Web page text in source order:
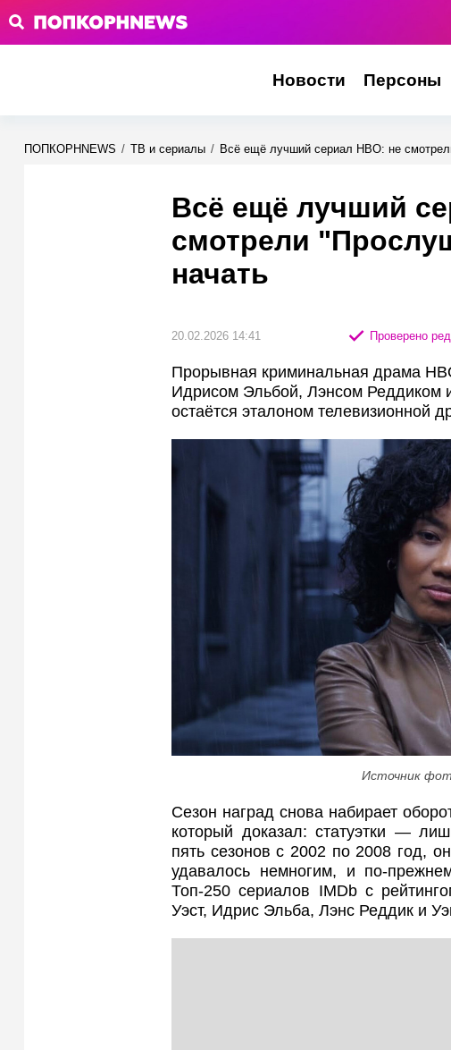
Новости Персоны
ПОПКОРНNEWS / ТВ и сериалы / Всё ещё лучший сериал HBO: не
Всё ещё лучший
смотрели
начать
20.02.2026 14:41 Проверено
Прорывная криминальная драма
Идрисом Эльбой, Лэнсом Реддиком
остаётся эталоном телевизионной
Источник
Сезон наград снова набирает
который доказал: статуэтки —
пять сезонов с 2002 по 2008 год,
удавалось немногим, и по-
Топ‑250 сериалов IMDb с
Уэст, Идрис Эльба, Лэнс Реддик и